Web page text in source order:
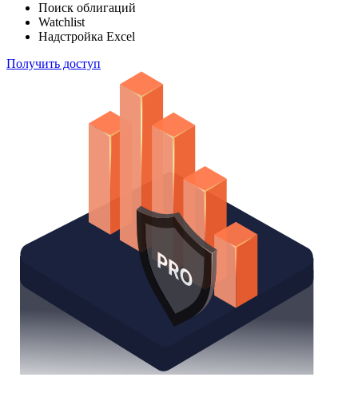
Поиск облигаций
Watchlist
Надстройка Excel
Получить доступ